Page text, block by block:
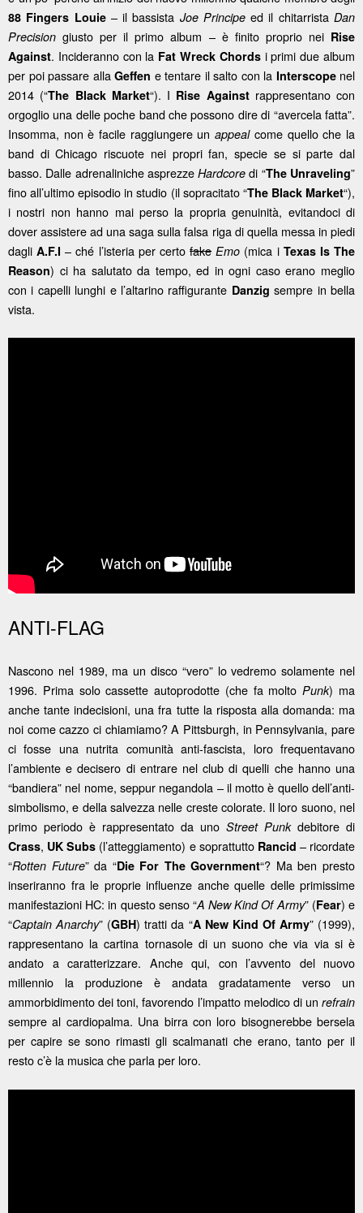
88 Fingers Louie– il bassista Joe Principeed il chitarristaDan
Precision giusto per il primo album – è finito proprio nei Rise
Against. Incideranno con la Fat Wreck Chordsi primi due album
per poi passare alla Geffen e tentare il salto con la Interscopenel
2014 (“The Black Market“). I Rise Againstrappresentano con
orgoglio una delle poche band che possono dire di “avercela fatta”.
Insomma, non è facile raggiungere unappealcome quello che la
band di Chicago riscuote nei propri fan, specie se si parte dal
basso. Dalle adrenaliniche asprezzeHardcore di “The Unraveling”
fino all’ultimo episodio in studio (il sopracitato “The Black Market“),
i nostri non hanno mai perso la propria genuinità, evitandoci di
dover assistere ad una saga sulla falsa riga di quella messa in piedi
dagliA.F.I – ché l’isteria per certofake Emo (mica i Texas Is The
Reason) ci ha salutato da tempo, ed in ogni caso erano meglio
con i capelli lunghi e l’altarino raffigurante Danzig sempre in bella
vista.
ANTI-FLAG
Nascono nel 1989, ma un disco “vero” lo vedremo solamente nel
1996. Prima solo cassette autoprodotte (che fa moltoPunk) ma
anche tante indecisioni, una fra tutte la risposta alla domanda: ma
noi come cazzo ci chiamiamo? A Pittsburgh, in Pennsylvania, pare
ci fosse una nutrita comunità anti-fascista, loro frequentavano
l’ambiente e decisero di entrare nel club di quelli che hanno una
“bandiera” nel nome, seppur negandola – il motto è quello dell’anti-
simbolismo, e della salvezza nelle creste colorate. Il loro suono, nel
primo periodo è rappresentato da uno Street Punkdebitore di
Crass, UK Subs (l’atteggiamento) e soprattutto Rancid – ricordate
“Rotten Future” da “Die For The Government“? Ma ben presto
inseriranno fra le proprie influenze anche quelle delle primissime
manifestazioni HC: in questo senso “A New Kind Of Army” (Fear) e
“Captain Anarchy” (GBH) tratti da “A New Kind Of Army” (1999),
rappresentano la cartina tornasole di un suono che via via si è
andato a caratterizzare. Anche qui, con l’avvento del nuovo
millennio la produzione è andata gradatamente verso un
ammorbidimento dei toni, favorendo l’impatto melodico di un refrain
sempre al cardiopalma. Una birra con loro bisognerebbe bersela
per capire se sono rimasti gli scalmanati che erano, tanto per il
resto c’è la musica che parla per loro.